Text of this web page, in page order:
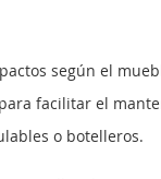
según el
facilitar el
o botelleros.